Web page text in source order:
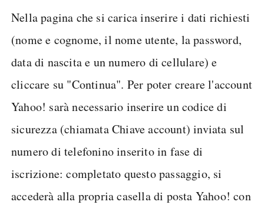
Nella pagina che si carica inserire i dati richiesti
(nome e cognome, il nome utente, la password,
data di nascita e un numero di cellulare) e
cliccare su "Continua". Per poter creare l'account
Yahoo! sarà necessario inserire un codice di
sicurezza (chiamata Chiave account) inviata sul
numero di telefonino inserito in fase di
iscrizione: completato questo passaggio, si
accederà alla propria casella di posta Yahoo! con